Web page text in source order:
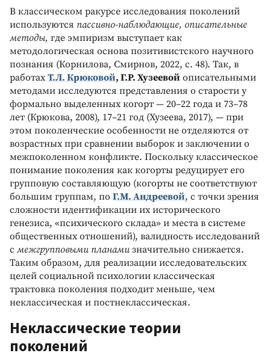
В классическом ракурсе исследования поколений
используются пассивно-наблюдающие, описательные
методы, где эмпиризм выступает как
методологическая основа позитивистского научного
познания (Корнилова, Смирнов, 2022, с. 48). Так, в
работахТ.Л. Крюковой, Г.Р. Хузеевой описательными
методами исследуются представления о старости у
формально выделенных когорт — 20–22 года и 73–78
лет (Крюкова, 2008), 17–21 год (Хузеева, 2017), — при
этом поколенческие особенности не отделяются от
возрастных при сравнении выборок и заключении о
межпоколенном конфликте. Поскольку классическое
понимание поколения как когорты редуцирует его
групповую составляющую (когорты не соответствуют
большим группам, по Г.М. Андреевой, с точки зрения
сложности идентификации их исторического
генезиса, «психического склада» и места в системе
общественных отношений), валидность исследований
с межгрупповыми планамизначительно снижается.
Таким образом, для реализации исследовательских
целей социальной психологии классическая
трактовка поколения подходит меньше, чем
неклассическая и постнеклассическая.
Неклассические теории
поколений